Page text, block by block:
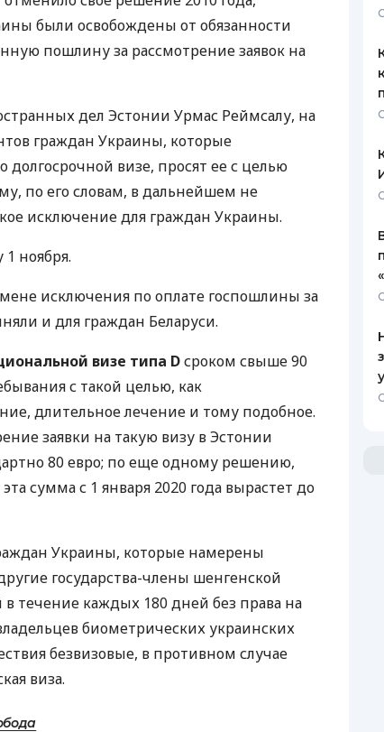
ЕЖЕМЕСЯЧНЫЙ ОБЗОР
КЕШБЭКА
были освобождены от обязанности
пошлину за рассмотрение заявок на
дел Эстонии Урмас Реймсалу, на
граждан Украины, которые
долгосрочной визе, просят ее с целью
по его словам, в дальнейшем не
исключение для граждан Украины.
ноября.
исключения по оплате госпошлины за
и для граждан Беларуси.
визе типа Dсроком свыше 90
с такой целью, как
длительное лечение и тому подобное.
заявки на такую визу в Эстонии
80 евро; по еще одному решению,
сумма с 1 января 2020 года вырастет до
Украины, которые намерены
государства-члены шенгенской
течение каждых 180 дней без права на
биометрических украинских
безвизовые, в противном случае
виза.